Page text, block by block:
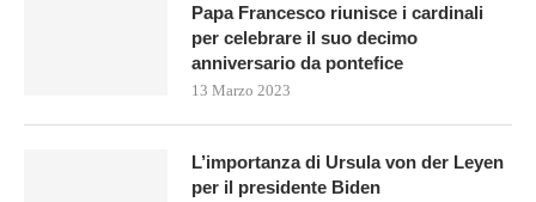
Papa Francesco riunisce i cardinali
per celebrare il suo decimo
anniversario da pontefice
13 Marzo 2023
L’importanza di Ursula von der Leyen
per il presidente Biden